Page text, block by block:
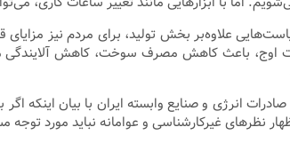
علاوه‌بر بخش تولید، برای مردم نیز
اوج، باعث کاهش مصرف سوخت، کاهش آلایندگی
انرژی و صنایع وابسته ایران با بیان اینکه
نظرهای غیرکارشناسی و عوامانه نباید مورد توجه